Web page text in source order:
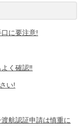
に要注意!
く確認‼
い!
航認証申請は慎重に